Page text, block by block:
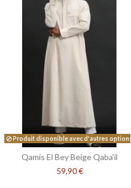
Produit disponible avec d'autres options
Qamis El Bey Beige Qaba'il
59,90 €